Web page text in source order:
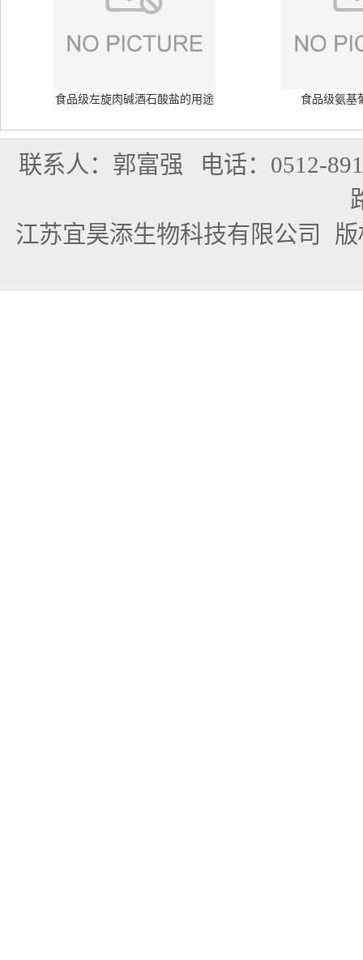
食品级左旋肉碱酒石酸盐的用途 食品级氨基
联系人：郭富强 电话：0512-
江苏宜昊添生物科技有限公司